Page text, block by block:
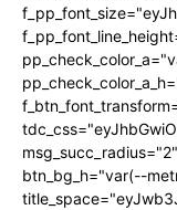
btn_bg_h="var(--